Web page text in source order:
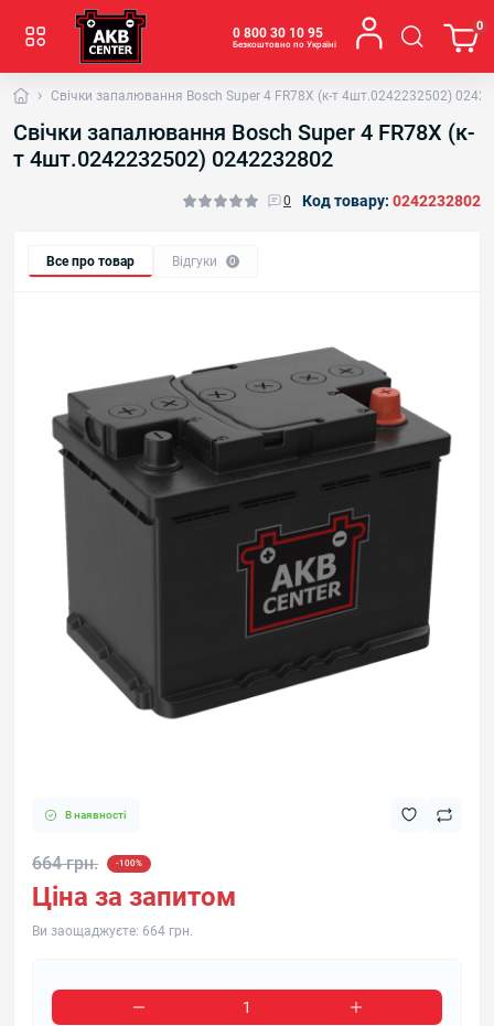
0 800 30 10 95
Безкоштовно по Україні
0
Свічки запалювання Bosch Super 4 FR78X (к-т 4шт.0242232502)
Свічки запалювання Bosch Super 4 FR78X (к-
т 4шт.0242232502) 0242232802
0 Код товару: 0242232802
Все про товар Відгуки 0
В наявності
664 грн. -100%
Ціна за запитом
Ви заощаджуєте: 664 грн.